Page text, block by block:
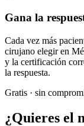
Gana la
Cada vez más
cirujano elegir en
y la certificación
la respuesta.
Gratis · sin
¿Quieres el